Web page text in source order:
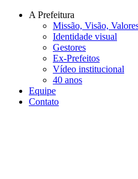
Conteúdo principal
A Prefeitura
Missão, Visão,
Identidade visual
Gestores
Ex-Prefeitos
Vídeo institucional
40 anos
Equipe
Contato